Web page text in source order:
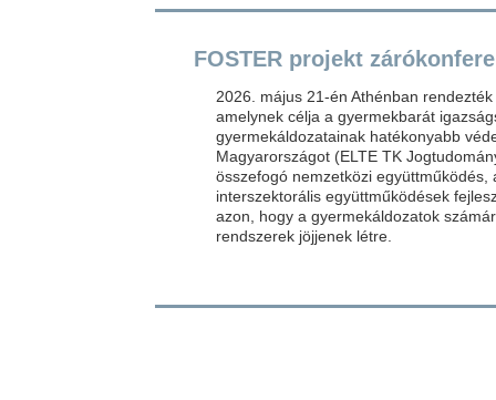
FOSTER projekt
2026. május 21-én Athénban
amelynek célja a gyermekbarát
gyermekáldozatainak hatékonyabb
Magyarországot (ELTE TK
összefogó nemzetközi
interszektorális együttműködések
azon, hogy a gyermekáldozatok
rendszerek jöjjenek létre.